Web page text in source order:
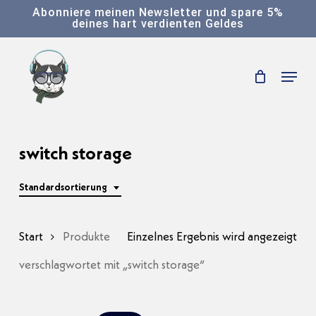
content
Abonniere meinen Newsletter und spare 5%
deines hart verdienten Geldes
switch storage
Standardsortierung
Einzelnes Ergebnis wird angezeigt
Start Produkte
verschlagwortet mit „switch storage“